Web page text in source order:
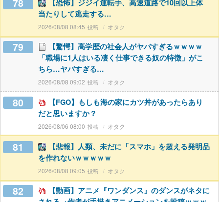
78
【恐怖】ジジイ運転手、高速道路で10回以上体
当たりして逃走する…
2026/08/08 08:45 オタク
79
【驚愕】高学歴の社会人がヤバすぎるｗｗｗｗ
「職場に1人はいる凄く仕事できる奴の特徴」がこ
ちら…ヤバすぎる…
2026/08/08 09:02 オタク
80
【FGO】もしも海の家にカツ丼があったらあり
だと思いますか？
2026/08/06 08:00 オタク
81
【悲報】人類、未だに「スマホ」を超える発明品
を作れないｗｗｗｗｗ
2026/08/08 09:05 オタク
82
【動画】アニメ『ワンダンス』のダンスがネタに